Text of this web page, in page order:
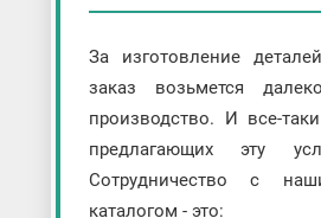
За изготовление
заказ возьмется
производство. И все-
предлагающих эту
Сотрудничество с
каталогом - это: